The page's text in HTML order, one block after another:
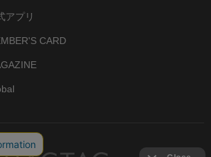
アプリ
CARD